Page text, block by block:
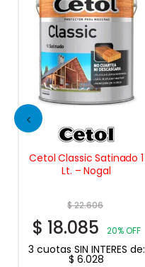
Cetol Classic Satinado 1
Lt. – Nogal
$22.606
$ 18.085 20% OFF
3 cuotas SIN INTERES de:
$ 6.028